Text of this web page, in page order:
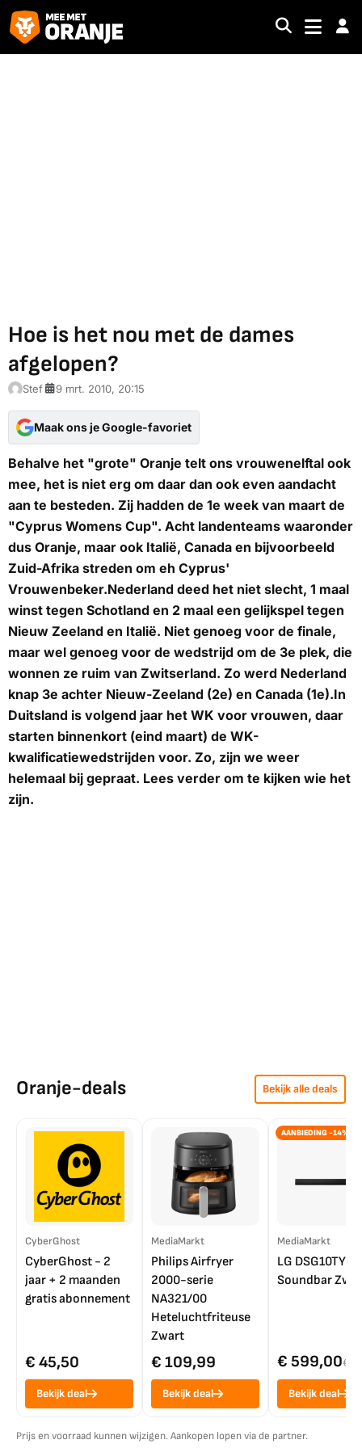
Hoe is het nou met de dames
afgelopen?
Stef 9 mrt. 2010, 20:15
Maak ons je Google-favoriet
Behalve het "grote" Oranje telt ons vrouwenelftal ook
mee, het is niet erg om daar dan ook even aandacht
aan te besteden. Zij hadden de 1e week van maart de
"Cyprus Womens Cup". Acht landenteams waaronder
dus Oranje, maar ook Italië, Canada en bijvoorbeeld
Zuid-Afrika streden om eh Cyprus'
Vrouwenbeker.Nederland deed het niet slecht, 1 maal
winst tegen Schotland en 2 maal een gelijkspel tegen
Nieuw Zeeland en Italië. Niet genoeg voor de finale,
maar wel genoeg voor de wedstrijd om de 3e plek, die
wonnen ze ruim van Zwitserland. Zo werd Nederland
knap 3e achter Nieuw-Zeeland (2e) en Canada (1e).In
Duitsland is volgend jaar het WK voor vrouwen, daar
starten binnenkort (eind maart) de WK-
kwalificatiewedstrijden voor. Zo, zijn we weer
helemaal bij gepraat. Lees verder om te kijken wie het
zijn.
Oranje-deals Bekijk alle deals
CyberGhost
CyberGhost - 2
jaar + 2 maanden
gratis abonnement
€ 45,50
Bekijk deal
MediaMarkt
Philips Airfryer
2000-serie
NA321/00
Heteluchtfriteuse
Zwart
€ 109,99
Bekijk deal
AANBIEDING -14%
MediaMarkt
LG DSG10TY
Soundbar
€ 599,00€
Bekijk deal
Prijs en voorraad kunnen wijzigen. Aankopen lopen via de partner.